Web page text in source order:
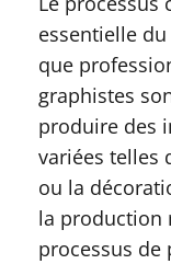
essentielle
que
graphistes
produire des
variées telles
ou la
la production
processus de